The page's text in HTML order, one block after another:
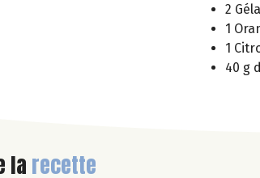
2
1
1
40 g
larecette